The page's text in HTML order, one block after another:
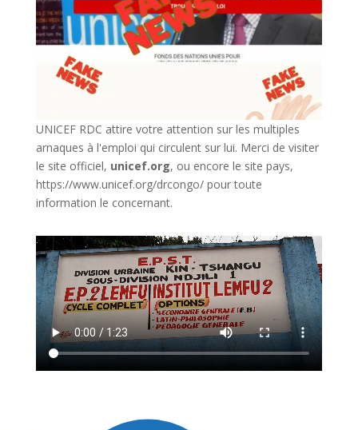
UNICEF RDC attire votre attention sur les multiples
arnaques à l'emploi qui circulent sur lui. Merci de visiter
le site officiel, unicef.org, ou encore le site pays,
https://www.unicef.org/drcongo/pour toute
information le concernant.